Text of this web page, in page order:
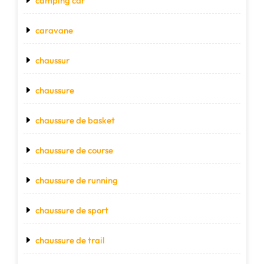
caravane
chaussur
chaussure
chaussure de basket
chaussure de course
chaussure de running
chaussure de sport
chaussure de trail